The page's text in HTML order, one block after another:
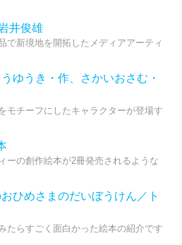
井俊雄
で新境地を開拓したメディアアーティ
ゆうき・作、さかいおさむ・
モチーフにしたキャラクターが登場す
ーの創作絵本が2冊発売されるような
ひめさまのだいぼうけん／ト
たらすごく面白かった絵本の紹介です